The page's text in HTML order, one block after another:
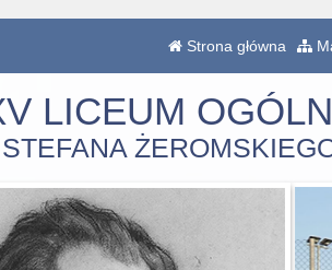
Strona główna
LICEUM